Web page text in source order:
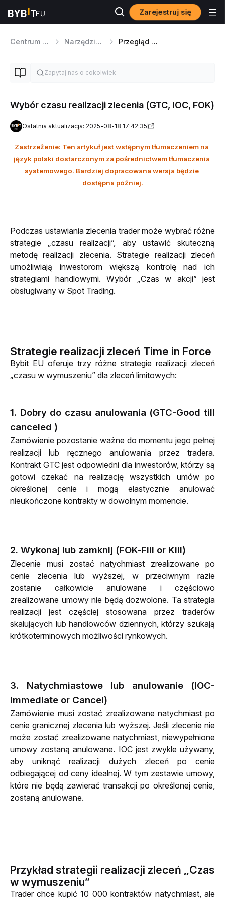
Zarejestruj się
Centrum pomocy Narzędzia handlowe Przegląd typów zleceń
Wybór czasu realizacji zlecenia (GTC, IOC, FOK)
Ostatnia aktualizacja: 2025-08-18 17:42:35
Zastrzeżenie: Ten artykuł jest wstępnym tłumaczeniem na
język polski dostarczonym za pośrednictwem tłumaczenia
systemowego. Bardziej dopracowana wersja będzie
dostępna później.
Podczas ustawiania zlecenia trader może wybrać różne
strategie „czasu realizacji”, aby ustawić skuteczną
metodę realizacji zlecenia. Strategie realizacji zleceń
umożliwiają inwestorom większą kontrolę nad ich
strategiami handlowymi. Wybór „Czas w akcji” jest
obsługiwany w Spot Trading.
Strategie realizacji zleceń Time in Force
Bybit EU oferuje trzy różne strategie realizacji zleceń
„czasu w wymuszeniu” dla zleceń limitowych:
1. Dobry do czasu anulowania (GTC-Good till
canceled )
Zamówienie pozostanie ważne do momentu jego pełnej
realizacji lub ręcznego anulowania przez tradera.
Kontrakt GTC jest odpowiedni dla inwestorów, którzy są
gotowi czekać na realizację wszystkich umów po
określonej cenie i mogą elastycznie anulować
nieukończone kontrakty w dowolnym momencie.
2. Wykonaj lub zamknij (FOK-Fill or Kill)
Zlecenie musi zostać natychmiast zrealizowane po
cenie zlecenia lub wyższej, w przeciwnym razie
zostanie całkowicie anulowane i częściowo
zrealizowane umowy nie będą dozwolone. Ta strategia
realizacji jest częściej stosowana przez traderów
skalujących lub handlowców dziennych, którzy szukają
krótkoterminowych możliwości rynkowych.
3. Natychmiastowe lub anulowanie (IOC-
Immediate or Cancel)
Zamówienie musi zostać zrealizowane natychmiast po
cenie granicznej zlecenia lub wyższej. Jeśli zlecenie nie
może zostać zrealizowane natychmiast, niewypełnione
umowy zostaną anulowane. IOC jest zwykle używany,
aby uniknąć realizacji dużych zleceń po cenie
odbiegającej od ceny idealnej. W tym zestawie umowy,
które nie będą zawierać transakcji po określonej cenie,
zostaną anulowane.
Przykład strategii realizacji zleceń „Czas
w wymuszeniu”
Trader chce kupić 10 000 kontraktów natychmiast, ale